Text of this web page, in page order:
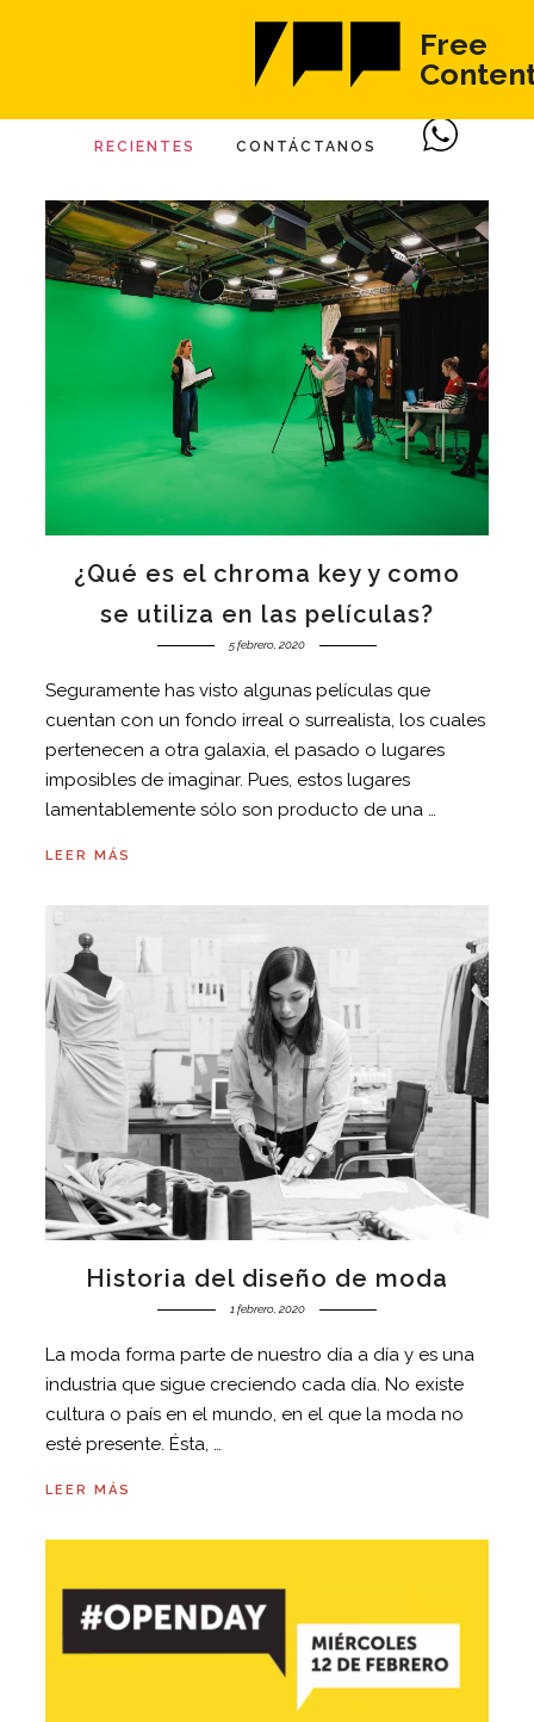
Free
RECIENTES CONTÁCTANOS
¿Qué es el chroma key y como
se utiliza en las películas?
5 febrero, 2020
Seguramente has visto algunas películas que
cuentan con un fondo irreal o surrealista, los cuales
pertenecen a otra galaxia, el pasado o lugares
imposibles de imaginar. Pues, estos lugares
lamentablemente sólo son producto de una …
LEER MÁS
Historia del diseño de moda
1 febrero, 2020
La moda forma parte de nuestro día a día y es una
industria que sigue creciendo cada día. No existe
cultura o país en el mundo, en el que la moda no
esté presente. Ésta, …
LEER MÁS